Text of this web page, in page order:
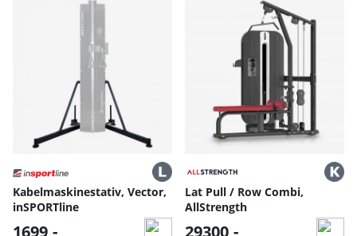
Kabelmaskinestativ, Vector,
inSPORTline
1699,-
Lat Pull / Row Combi,
AllStrength
29300,-